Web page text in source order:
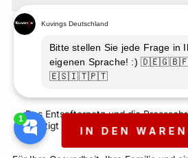
IN DEN
HOCHWERTIGE MATERIALIEN
Sicher. Langlebig.
Der Saftbehälter besteht aus Tritan
BPA-freien Material, das frei von
Das Entsafternetz und die
gefertigt – einem besonders
langlebigen